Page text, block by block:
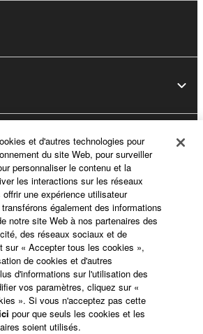
et d'autres technologies pour
du site Web, pour surveiller
personnaliser le contenu et la
les interactions sur les réseaux
une expérience utilisateur
également des informations
notre site Web à nos partenaires des
des réseaux sociaux et de
sur « Accepter tous les cookies »,
de cookies et d'autres
d'informations sur l'utilisation des
vos paramètres, cliquez sur «
». Si vous n'acceptez pas cette
pour que seuls les cookies et les
soient utilisés.